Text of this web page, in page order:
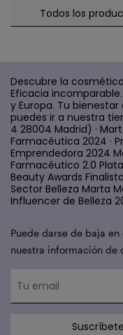
Todos los
Descubre la
Eficacia
y Europa. Tu
puedes ir a nuestra
4 28004 Madrid) ·
Farmacéutica 2024 ·
Emprendedora 2024
Farmacéutico 2.0
Beauty Awards
Sector Belleza Marta
Influencer de Belleza
Puede darse de baja
nuestra información de
Suscríbete